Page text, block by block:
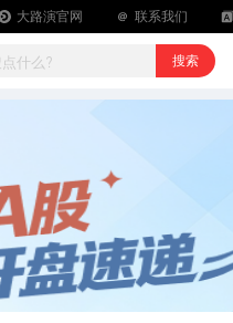
大路演官网 联系我们
搜索